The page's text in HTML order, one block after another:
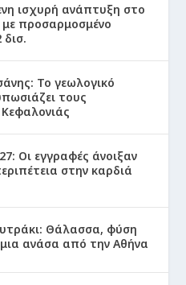
ισχυρή ανάπτυξη στο
με προσαρμοσμένο
δισ.
Το γεωλογικό
τους
Οι εγγραφές άνοιξαν
στην καρδιά
Θάλασσα, φύση
μια ανάσα από την Αθήνα